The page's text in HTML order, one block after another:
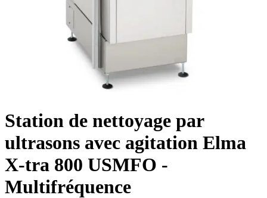
Station de nettoyage par
ultrasons avec agitation Elma
X-tra 800 USMFO -
Multifréquence